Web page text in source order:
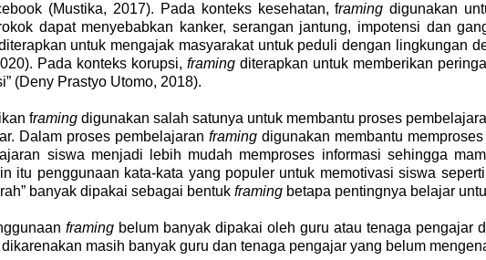
(Mustika, 2017). Pada konteks kesehatan, framing digunakan
dapat menyebabkan kanker, serangan jantung, impotensi dan
untuk mengajak masyarakat untuk peduli dengan lingkungan
. Pada konteks korupsi, framing diterapkan untuk memberikan
(Deny Prastyo Utomo, 2018).
framing digunakan salah satunya untuk membantu proses
Dalam proses pembelajaran framing digunakan membantu
siswa menjadi lebih mudah memproses informasi sehingga
itu penggunaan kata-kata yang populer untuk memotivasi siswa seperti
banyak dipakai sebagai bentuk framing betapa pentingnya belajar
framing belum banyak dipakai oleh guru atau tenaga pengajar
masih banyak guru dan tenaga pengajar yang belum